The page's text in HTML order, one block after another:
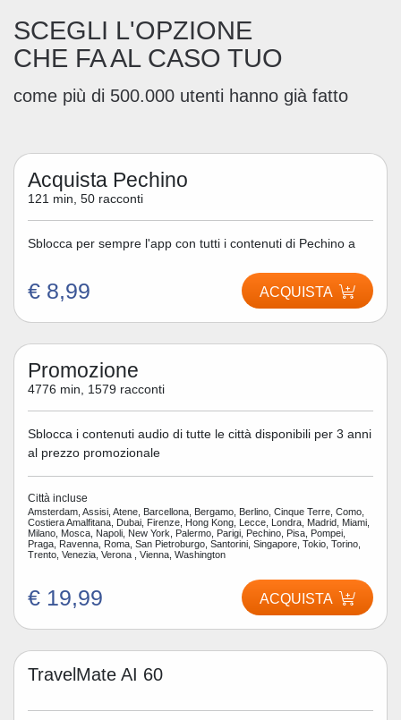
SCEGLI L'OPZIONE
CHE FA AL CASO TUO
come più di 500.000 utenti hanno già fatto
Acquista Pechino
121 min, 50 racconti
Sblocca per sempre l'app con tutti i contenuti di Pechino a
€ 8,99 ACQUISTA
Promozione
4776 min, 1579 racconti
Sblocca i contenuti audio di tutte le città disponibili per 3 anni
al prezzo promozionale
Città incluse
Amsterdam, Assisi, Atene, Barcellona, Bergamo, Berlino, Cinque Terre, Como,
Costiera Amalfitana, Dubai, Firenze, Hong Kong, Lecce, Londra, Madrid, Miami,
Milano, Mosca, Napoli, New York, Palermo, Parigi, Pechino, Pisa, Pompei,
Praga, Ravenna, Roma, San Pietroburgo, Santorini, Singapore, Tokio, Torino,
Trento, Venezia, Verona , Vienna, Washington
€ 19,99 ACQUISTA
TravelMate AI 60